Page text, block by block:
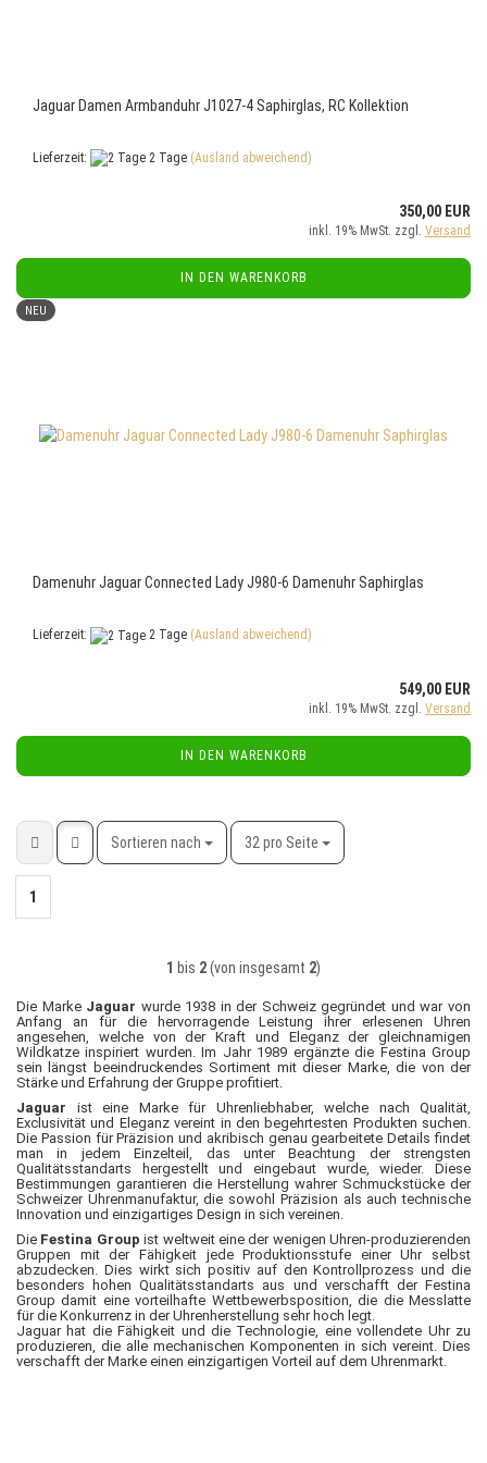
Jaguar Damen Armbanduhr J1027-4 Saphirglas, RC Kollektion
Lieferzeit: 2 Tage (Ausland abweichend)
350,00 EUR
inkl. 19% MwSt. zzgl. Versand
IN DEN WARENKORB
NEU
Damenuhr Jaguar Connected Lady J980-6 Damenuhr Saphirglas
Lieferzeit: 2 Tage (Ausland abweichend)
549,00 EUR
inkl. 19% MwSt. zzgl. Versand
IN DEN WARENKORB
Sortieren nach
Sortieren nach 32 pro Seite
pro Seite
1
1 bis 2(von insgesamt 2)
Die Marke Jaguar wurde 1938 in der Schweiz gegründet und war von
Anfang an für die hervorragende Leistung ihrer erlesenen Uhren
angesehen, welche von der Kraft und Eleganz der gleichnamigen
Wildkatze inspiriert wurden. Im Jahr 1989 ergänzte die Festina Group
sein längst beeindruckendes Sortiment mit dieser Marke, die von der
Stärke und Erfahrung der Gruppe profitiert.
Jaguar ist eine Marke für Uhrenliebhaber, welche nach Qualität,
Exclusivität und Eleganz vereint in den begehrtesten Produkten suchen.
Die Passion für Präzision und akribisch genau gearbeitete Details findet
man in jedem Einzelteil, das unter Beachtung der strengsten
Qualitätsstandarts hergestellt und eingebaut wurde, wieder. Diese
Bestimmungen garantieren die Herstellung wahrer Schmuckstücke der
Schweizer Uhrenmanufaktur, die sowohl Präzision als auch technische
Innovation und einzigartiges Design in sich vereinen.
Die Festina Group ist weltweit eine der wenigen Uhren-produzierenden
Gruppen mit der Fähigkeit jede Produktionsstufe einer Uhr selbst
abzudecken. Dies wirkt sich positiv auf den Kontrollprozess und die
besonders hohen Qualitätsstandarts aus und verschafft der Festina
Group damit eine vorteilhafte Wettbewerbsposition, die die Messlatte
für die Konkurrenz in der Uhrenherstellung sehr hoch legt.
Jaguar hat die Fähigkeit und die Technologie, eine vollendete Uhr zu
produzieren, die alle mechanischen Komponenten in sich vereint. Dies
verschafft der Marke einen einzigartigen Vorteil auf dem Uhrenmarkt.